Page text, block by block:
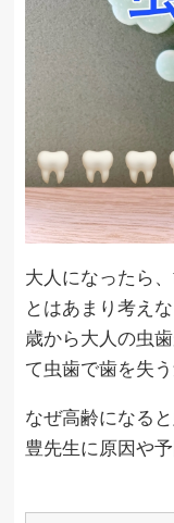
大人になったら
とはあまり考え
歳から大人の虫
て虫歯で歯を失う
なぜ高齢になる
豊先生に原因や